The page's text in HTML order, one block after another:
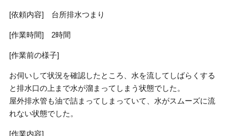
[依頼内容] 台所排水つまり
[作業時間] 2時間
[作業前の様子]
お伺いして状況を確認したところ、水を流してしばらくする
と排水口の上まで水が溜まってしまう状態でした。
屋外排水管も油で詰まってしまっていて、水がスムーズに流
れない状態でした。
[作業内容]